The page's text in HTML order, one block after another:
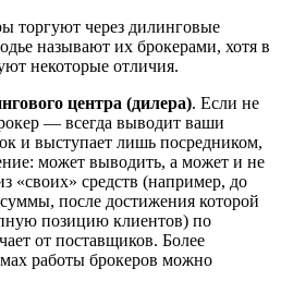
торгуют через дилинговые
называют их брокерами, хотя в
некоторые отличия.
центра (дилера). Если не
— всегда выводит ваши
и выступает лишь посредником,
может выводить, а может и не
«своих» средств (например, до
после достижения которой
позицию клиентов) по
от поставщиков. Более
работы брокеров можно